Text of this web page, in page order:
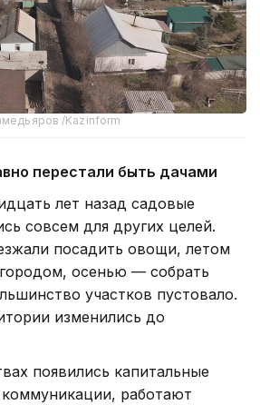
/Kazinform
перестали быть дачами
лет назад садовые
совсем для других целей.
посадить овощи, летом
осенью — собрать
участков пустовало.
изменились до
появились капитальные
работают